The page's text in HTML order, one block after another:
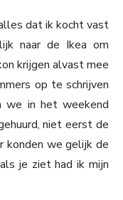
dat ik kocht vast
naar de Ikea om
krijgen alvast mee
op te schrijven
we in het weekend
niet eerst de
konden we gelijk de
je ziet had ik mijn